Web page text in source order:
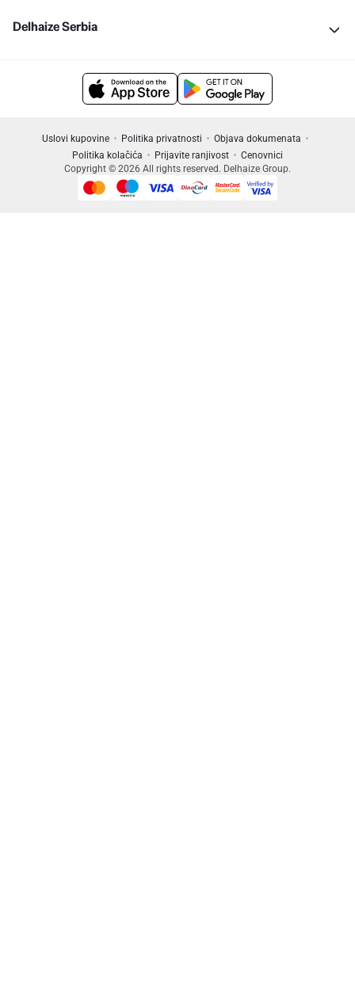
Delhaize Serbia
Uslovi kupovine Politika privatnosti
Objava dokumenata
Politika kolačića
Prijavite ranjivost
Cenovnici
Copyright © 2026 All rights reserved. Delhaize Group.